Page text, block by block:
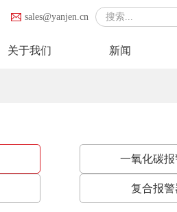
sales@yanjen.cn
关于我们 新闻
一氧化碳报
复合报警